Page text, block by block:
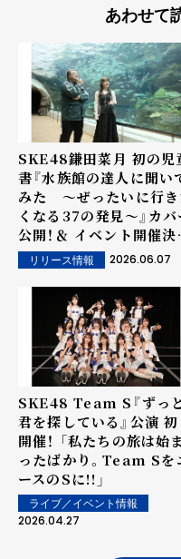
あわせて
SKE48鎌田菜月 初の児
書『水族館の達人に聞い
みた ～ぜったいに行き
くなる37の発見～』カバ
公開！＆ イベント開催決
定!!リリース情報 2026.06.07
SKE48 Team S『ずっと
君を探している』公演 初
開催！ 「私たちの旅は始ま
ったばかり。Team Sを
ースのSに!!」
ライブ／イベント情報
2026.04.27